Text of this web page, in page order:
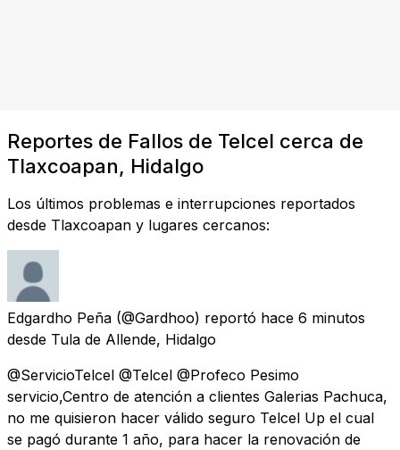
Reportes de Fallos de Telcel cerca de
Tlaxcoapan, Hidalgo
Los últimos problemas e interrupciones reportados
desde Tlaxcoapan y lugares cercanos:
Edgardho Peña (@Gardhoo) reportó hace 6 minutos
desde Tula de Allende, Hidalgo
@ServicioTelcel @Telcel @Profeco Pesimo
servicio,Centro de atención a clientes Galerias Pachuca,
no me quisieron hacer válido seguro Telcel Up el cual
se pagó durante 1 año, para hacer la renovación de